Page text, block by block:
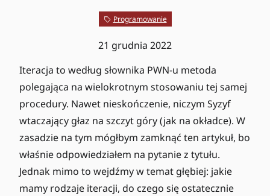
Programowanie
21 grudnia 2022
Iteracja to według słownika PWN-u metoda
polegająca na wielokrotnym stosowaniu tej samej
procedury. Nawet nieskończenie, niczym Syzyf
wtaczający głaz na szczyt góry (jak na okładce). W
zasadzie na tym mógłbym zamknąć ten artykuł, bo
właśnie odpowiedziałem na pytanie z tytułu.
Jednak mimo to wejdźmy w temat głębiej: jakie
mamy rodzaje iteracji, do czego się ostatecznie